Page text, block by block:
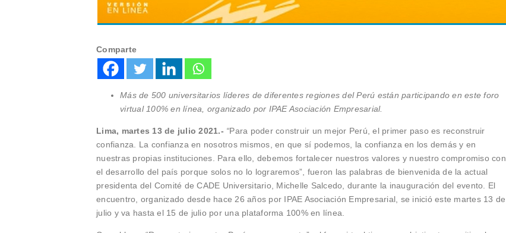
Comparte
Más de 500 universitarios líderes de diferentes regiones del Perú están participando en este foro
virtual 100% en línea, organizado por IPAE Asociación Empresarial.
Lima, martes 13 de julio 2021.- “Para poder construir un mejor Perú, el primer paso es reconstruir
confianza. La confianza en nosotros mismos, en que sí podemos, la confianza en los demás y en
nuestras propias instituciones. Para ello, debemos fortalecer nuestros valores y nuestro compromiso con
el desarrollo del país porque solos no lo lograremos”, fueron las palabras de bienvenida de la actual
presidenta del Comité de CADE Universitario, Michelle Salcedo, durante la inauguración del evento. El
encuentro, organizado desde hace 26 años por IPAE Asociación Empresarial, se inició este martes 13 de
julio y va hasta el 15 de julio por una plataforma 100% en línea.